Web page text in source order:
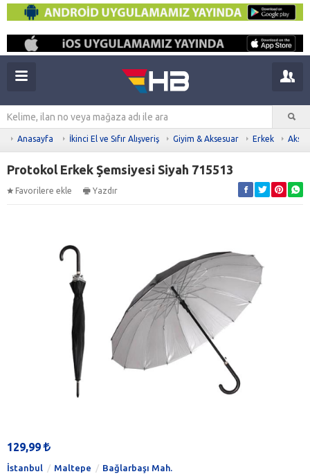
Anasayfa İkinci El ve Sıfır Alışveriş Giyim & Aksesuar Erkek
Protokol Erkek Şemsiyesi Siyah 715513
Favorilere ekle Yazdır
129,99
İstanbul Maltepe Bağlarbaşı Mah.